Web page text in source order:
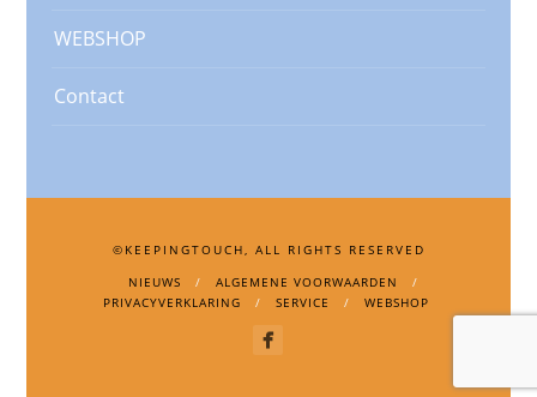
WEBSHOP
Contact
©KEEPINGTOUCH, ALL RIGHTS RESERVED
NIEUWS
ALGEMENE VOORWAARDEN
PRIVACYVERKLARING
SERVICE WEBSHOP